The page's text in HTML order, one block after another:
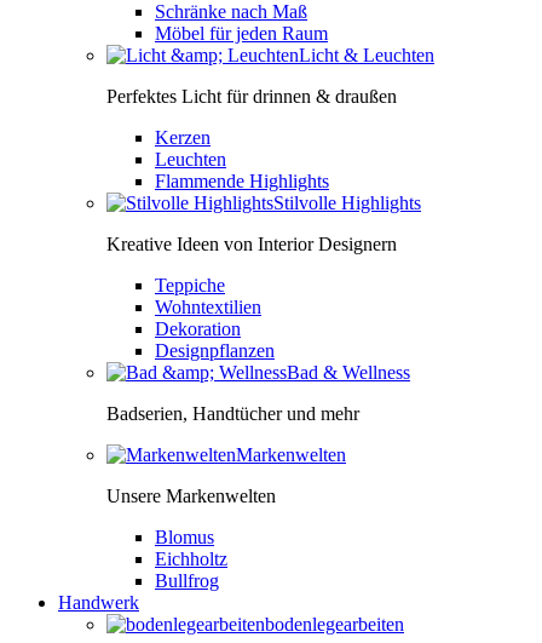
Schränke nach Maß
Möbel für jeden Raum
Licht & Leuchten
Perfektes Licht für drinnen & draußen
Kerzen
Leuchten
Flammende Highlights
Stilvolle Highlights
Kreative Ideen von Interior Designern
Teppiche
Wohntextilien
Dekoration
Designpflanzen
Bad & Wellness
Badserien, Handtücher und mehr
Markenwelten
Unsere Markenwelten
Blomus
Eichholtz
Bullfrog
Handwerk
bodenlegearbeiten